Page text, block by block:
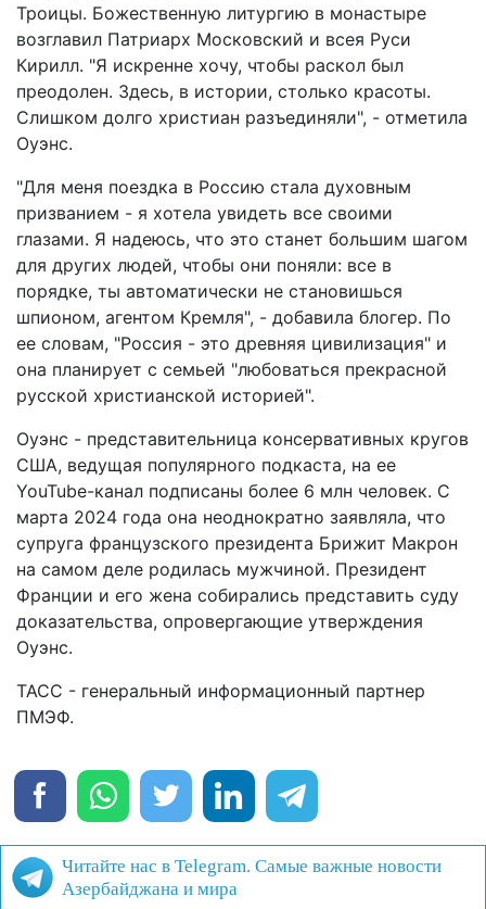
Троицы. Божественную литургию в монастыре
возглавил Патриарх Московский и всея Руси
Кирилл. "Я искренне хочу, чтобы раскол был
преодолен. Здесь, в истории, столько красоты.
Слишком долго христиан разъединяли", - отметила
Оуэнс.
"Для меня поездка в Россию стала духовным
призванием - я хотела увидеть все своими
глазами. Я надеюсь, что это станет большим шагом
для других людей, чтобы они поняли: все в
порядке, ты автоматически не становишься
шпионом, агентом Кремля", - добавила блогер. По
ее словам, "Россия - это древняя цивилизация" и
она планирует с семьей "любоваться прекрасной
русской христианской историей".
Оуэнс - представительница консервативных кругов
США, ведущая популярного подкаста, на ее
YouTube-канал подписаны более 6 млн человек. С
марта 2024 года она неоднократно заявляла, что
супруга французского президента Брижит Макрон
на самом деле родилась мужчиной. Президент
Франции и его жена собирались представить суду
доказательства, опровергающие утверждения
Оуэнс.
ТАСС - генеральный информационный партнер
ПМЭФ.
Читайте нас в Telegram. Самые важные новости
Азербайджана и мира